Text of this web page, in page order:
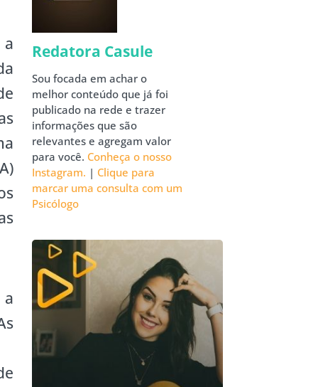
Redatora Casule
Sou focada em achar o
melhor conteúdo que já foi
publicado na rede e trazer
informações que são
relevantes e agregam valor
para você. Conheça o nosso
Instagram. | Clique para
marcar uma consulta com um
Psicólogo